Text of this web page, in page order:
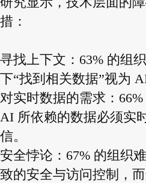
措：
寻找上下文：63% 的组
下“找到相关数据”视为
对实时数据的需求：
AI 所依赖的数据必须实
信。
安全悖论：67% 的组织
致的安全与访问控制，